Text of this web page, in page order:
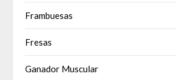
Frambuesas
Fresas
Ganador Muscular